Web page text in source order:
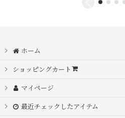
ホーム
ショッピングカート
マイページ
最近チェックしたアイテム